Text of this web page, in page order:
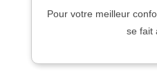
Pour votre meilleur
se fait